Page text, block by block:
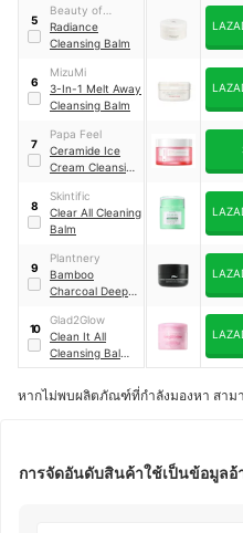
5
Beauty of
Joseon
Radiance
Cleansing Balm
6
MizuMi
3-In-1 Melt Away
Cleansing Balm
7
Papa Feel
Ceramide Ice
Cream Cleansing
8
Skintific
Clear All Cleaning
Balm
9
Plantnery
Bamboo
Charcoal Deep
10
Glad2Glow
Clean It All
Cleansing Balm
Ice Cream
หากไม่พบผลิตภัณฑ์ที่กำลังมองหา สาม
การจัดอันดับสินค้าใช้เป็นข้อมูลอ้